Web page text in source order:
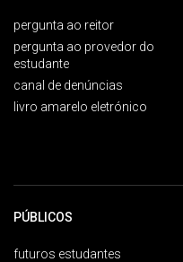
pergunta ao reitor
pergunta ao provedor do
estudante
canal de denúncias
livro amarelo eletrónico
PÚBLICOS
futuros estudantes